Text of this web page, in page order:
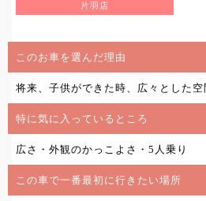
片羽店
このお車を選んだ理由
将来、子供ができた時、広々とした空
特に気に入っているところ
広さ・外観のかっこよさ・5人乗り
この車で一番最初に行きたい場所